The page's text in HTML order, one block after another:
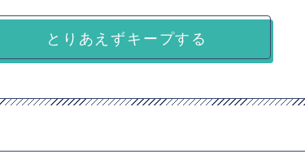
とりあえずキープする